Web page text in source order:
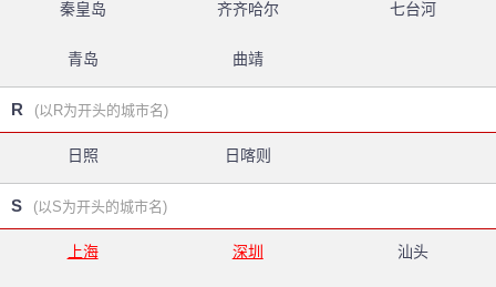
秦皇岛 齐齐哈尔 七台河
青岛 曲靖
R (以R为开头的城市名)
日照 日喀则
S (以S为开头的城市名)
上海 深圳 汕头